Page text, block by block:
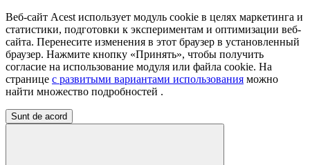
Веб-сайт Acest использует модуль cookie в целях маркетинга и
статистики, подготовки к экспериментам и оптимизации веб-
сайта. Перенесите изменения в этот браузер в установленный
браузер. Нажмите кнопку «Принять», чтобы получить
согласие на использование модуля или файла cookie. На
странице с развитыми вариантами использования можно
найти множество подробностей .
Sunt de acord